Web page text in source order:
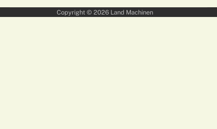
Copyright © 2026 Land Machinen